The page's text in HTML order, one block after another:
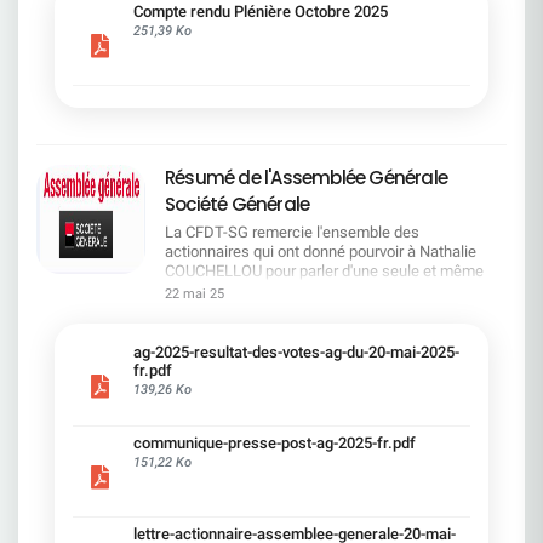
cadre du dialogue social.Bonne lecture !
Compte rendu Plénière Octobre 2025
251,39 Ko
Résumé de l'Assemblée Générale
Société Générale
La CFDT-SG remercie l'ensemble des
actionnaires qui ont donné pourvoir à Nathalie
COUCHELLOU pour parler d'une seule et même
voix.L'assemblée Générale s'est ouverte avec 4
souligné la forte amélioration en 2024 de tous les
facteurs financiers et le premier trimestre 2025
encourageant.Le Directeur Général, Slawomir
solide. Etre une banque simple et intégrée. Etre
une banque efficace. Etre une banque rentable. Le
22 mai 25
ag-2025-resultat-des-votes-ag-du-20-mai-2025-
fr.pdf
139,26 Ko
communique-presse-post-ag-2025-fr.pdf
151,22 Ko
lettre-actionnaire-assemblee-generale-20-mai-